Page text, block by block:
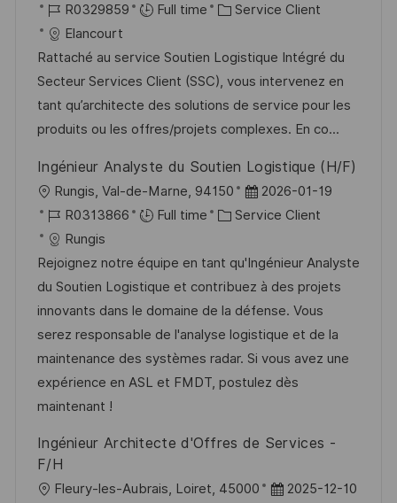
o
c
a
l
i
s
t
a
e
d
’
a
f
i
c
a
g
e
R
é
f
é
r
e
c
e
d
u
p
o
s
t
e
R0329859 Full time
C
é
g
o
i
e
Service Client
Elancourt
Rattaché au service Soutien Logistique Intégré du
Secteur Services Client (SSC), vous intervenez en
tant qu’architecte des solutions de service pour les
produits ou les offres/projets complexes. En co...
Ingénieur Analyste du Soutien Logistique (H/F)
o
c
a
l
i
s
a
t
i
n
Rungis, Val-de-Marne, 94150
D
a
e
d
’
a
f
f
h
2026-01-19
R
é
f
é
r
e
n
c
e
u
R0313866 Full time
C
t
é
g
o
r
i
Service Client
Rungis
Rejoignez notre équipe en tant qu'Ingénieur Analyste
du Soutien Logistique et contribuez à des projets
innovants dans le domaine de la défense. Vous
serez responsable de l'analyse logistique et de la
maintenance des systèmes radar. Si vous avez une
expérience en ASL et FMDT, postulez dès
maintenant !
Ingénieur Architecte d'Offres de Services -
F/H
Fleury-les-Aubrais, Loiret, 45000
D 2025-12-10